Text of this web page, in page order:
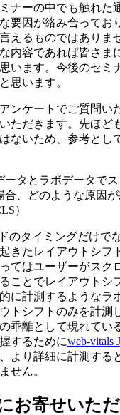
ナーの中でも触れた
要因が絡み合ってお
えるものではありま
内容であれば皆さま
います。今後のセミ
思います。
ンケートでご質問い
ただきます。先ほど
ないため、参考とし
ータとラボデータで
合、どのような原因
）
のタイミングだけで
きたレイアウトシフ
てはユーザーがスク
ことでレイアウトシ
に計測するようなラ
トシフトのみを計測
乖離として現れてい
するためにweb-vitals
より詳細に計測する
せん。
お寄せいた